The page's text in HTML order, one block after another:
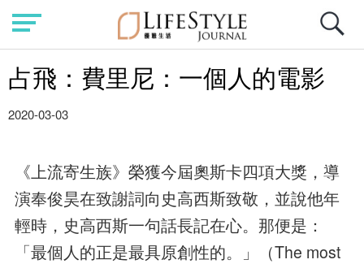
占飛：費里尼：一個人的電影
2020-03-03
《上流寄生族》榮獲今屆奧斯卡四項大獎，導
演奉俊昊在致謝詞向史高西斯致敬，並說他年
輕時，史高西斯一句話長記在心。那便是：
「最個人的正是最具原創性的。」（The most